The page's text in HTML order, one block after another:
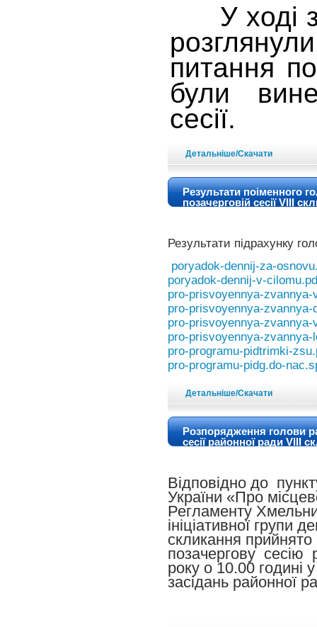
У ході
питання
були
сесії.
Детальніше/Скачати
Результати поіменного
позачерговій сесії VIIІ
Результати підрахунку
poryadok-dennij-za-
poryadok-dennij-v-
pro-prisvoyennya-zvannya-
pro-prisvoyennya-zvannya-
pro-prisvoyennya-zvannya-
pro-prisvoyennya-zvannya-
pro-programu-pidtrimki-
pro-programu-pidg.do-
Детальніше/Скачати
Розпорядження голови
сесії районної ради VIII
Відповідно до
України «Про
Регламенту
ініціативної групи
скликання прийнято
позачергову сесію
року о 10.00 годині
засідань районної